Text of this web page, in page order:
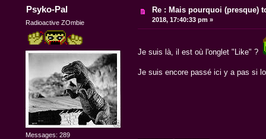
Psyko-Pal
Radioactive ZOmbie
Messages: 289
Re : Mais pourquoi (presque)
2018, 17:40:33 pm »
Je suis là, il est où l'onglet "Like" ?
Je suis encore passé ici y a pas si